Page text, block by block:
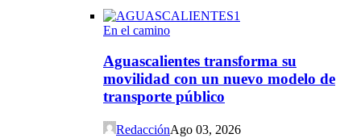
En el camino
Aguascalientes transforma su
movilidad con un nuevo modelo de
transporte público
RedacciónAgo 03, 2026